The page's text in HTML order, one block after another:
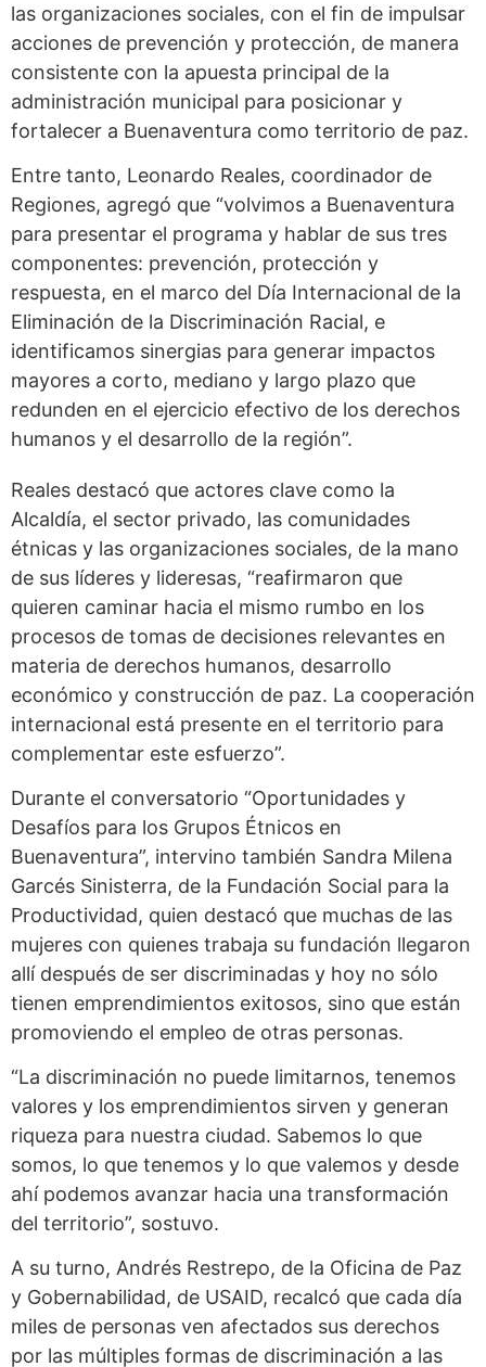
las organizaciones sociales, con el fin de impulsar
acciones de prevención y protección, de manera
consistente con la apuesta principal de la
administración municipal para posicionar y
fortalecer a Buenaventura como territorio de paz.
Entre tanto, Leonardo Reales, coordinador de
Regiones, agregó que “volvimos a Buenaventura
para presentar el programa y hablar de sus tres
componentes: prevención, protección y
respuesta, en el marco del Día Internacional de la
Eliminación de la Discriminación Racial, e
identificamos sinergias para generar impactos
mayores a corto, mediano y largo plazo que
redunden en el ejercicio efectivo de los derechos
humanos y el desarrollo de la región”.
Reales destacó que actores clave como la
Alcaldía, el sector privado, las comunidades
étnicas y las organizaciones sociales, de la mano
de sus líderes y lideresas, “reafirmaron que
quieren caminar hacia el mismo rumbo en los
procesos de tomas de decisiones relevantes en
materia de derechos humanos, desarrollo
económico y construcción de paz. La cooperación
internacional está presente en el territorio para
complementar este esfuerzo”.
Durante el conversatorio “Oportunidades y
Desafíos para los Grupos Étnicos en
Buenaventura”, intervino también Sandra Milena
Garcés Sinisterra, de la Fundación Social para la
Productividad, quien destacó que muchas de las
mujeres con quienes trabaja su fundación llegaron
allí después de ser discriminadas y hoy no sólo
tienen emprendimientos exitosos, sino que están
promoviendo el empleo de otras personas.
“La discriminación no puede limitarnos, tenemos
valores y los emprendimientos sirven y generan
riqueza para nuestra ciudad. Sabemos lo que
somos, lo que tenemos y lo que valemos y desde
ahí podemos avanzar hacia una transformación
del territorio”, sostuvo.
A su turno, Andrés Restrepo, de la Oficina de Paz
y Gobernabilidad, de USAID, recalcó que cada día
miles de personas ven afectados sus derechos
por las múltiples formas de discriminación a las